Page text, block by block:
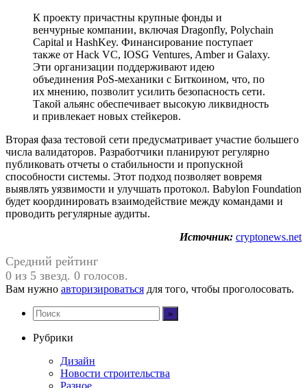
К проекту причастны крупные фонды и
венчурные компании, включая Dragonfly, Polychain
Capital и HashKey. Финансирование поступает
также от Hack VC, IOSG Ventures, Amber и Galaxy.
Эти организации поддерживают идею
объединения PoS-механики с Биткоином, что, по
их мнению, позволит усилить безопасность сети.
Такой альянс обеспечивает высокую ликвидность
и привлекает новых стейкеров.
Вторая фаза тестовой сети предусматривает участие большего
числа валидаторов. Разработчики планируют регулярно
публиковать отчеты о стабильности и пропускной
способности системы. Этот подход позволяет вовремя
выявлять уязвимости и улучшать протокол. Babylon Foundation
будет координировать взаимодействие между командами и
проводить регулярные аудиты.
Источник: cryptonews.net
Средний рейтинг
0 из 5 звезд. 0 голосов.
Вам нужно авторизироваться для того, чтобы проголосовать.
Рубрики
Дизайн
Новости строительства
Разное